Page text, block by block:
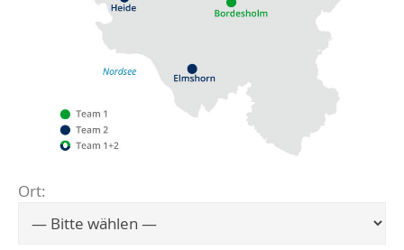
Eckernförde
Ort: